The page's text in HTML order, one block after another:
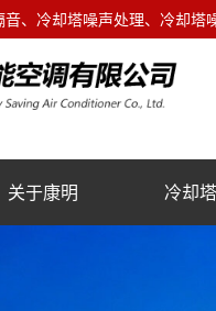
、冷却塔噪声处理、冷却
关于康明 冷却